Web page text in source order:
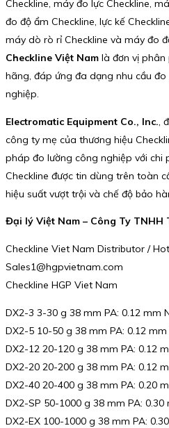
Checkline, máy đo lực Checkline,
đo độ ẩm Checkline, lực kế
máy dò rò rỉ Checkline và máy đo
Checkline Việt Nam là đơn vị phân
hãng, đáp ứng đa dạng nhu cầu
nghiệp.
Electromatic Equipment Co., Inc.,
công ty mẹ của thương hiệu
pháp đo lường công nghiệp với chi
Checkline được tin dùng trên toàn
hiệu suất vượt trội và chế độ bảo
Đại lý Việt Nam – Công Ty TNHH
Checkline Viet Nam Distributor /
Sales1@hgpvietnam.com
Checkline HGP Viet Nam
DX2-3 3-30 g 38 mm PA: 0.12 mm
DX2-5 10-50 g 38 mm PA: 0.12 mm
DX2-12 20-120 g 38 mm PA: 0.12
DX2-20 20-200 g 38 mm PA: 0.12
DX2-40 20-400 g 38 mm PA: 0.20
DX2-SP 50-1000 g 38 mm PA:
DX2-EX 100-1000 g 38 mm PA: